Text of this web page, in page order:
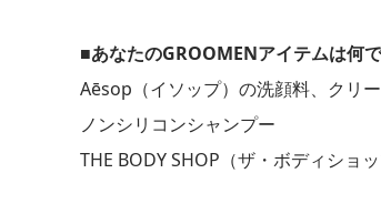
■あなたのGROOMENアイテムは何
Aēsop（イソップ）の洗顔料、クリ
ノンシリコンシャンプー
THE BODY SHOP（ザ・ボディショ